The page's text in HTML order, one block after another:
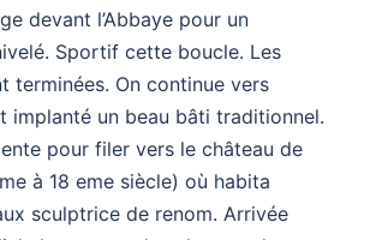
devant l’Abbaye pour un
Sportif cette boucle. Les
terminées. On continue vers
implanté un beau bâti traditionnel.
pour filer vers le château de
à 18 eme siècle) où habita
sculptrice de renom. Arrivée